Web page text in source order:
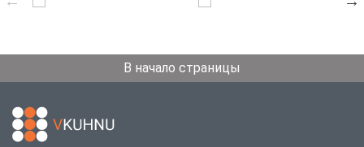
В начало страницы